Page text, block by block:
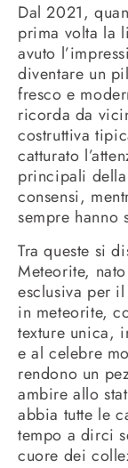
Dal 2021,
prima volta la
avuto
diventare un
fresco e
ricorda da
costruttiva
catturato
principali
consensi,
sempre hanno
Tra queste si
Meteorite,
esclusiva per
in meteorite,
texture unica,
e al celebre
rendono un
ambire allo
abbia tutte le
tempo a dirci
cuore dei